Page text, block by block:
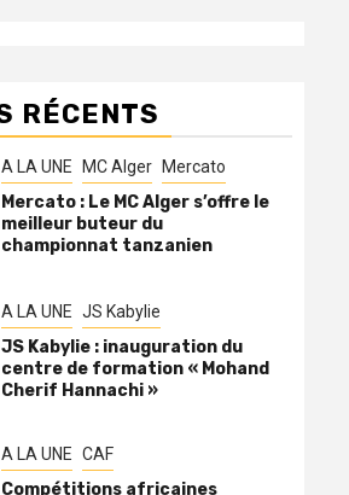
RÉCENTS
A LA UNE MC Alger Mercato
Mercato : Le MC Alger s’offre le
meilleur buteur du
championnat tanzanien
A LA UNE JS Kabylie
JS Kabylie : inauguration du
centre de formation « Mohand
Cherif Hannachi »
A LA UNE CAF
Compétitions africaines